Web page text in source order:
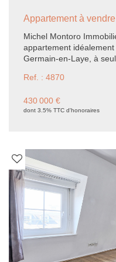
Michel Montoro
appartement
Germain-en-Laye, à
il offre une surface de
plafond de 3,5 m. Le
cuisine aménagée, deux
toutes les commodités
opportunité rare à ne
Ref. : 4870
430 000 €
dont 3.5% TTC d'honoraires